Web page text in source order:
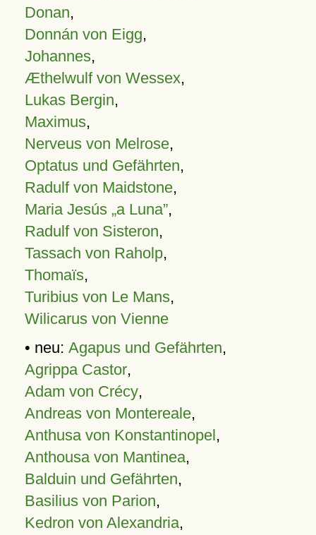
Donan,
Donnán von Eigg,
Johannes,
Æthelwulf von Wessex,
Lukas Bergin,
Maximus,
Nerveus von Melrose,
Optatus und Gefährten,
Radulf von Maidstone,
Maria Jesús „a Luna”,
Radulf von Sisteron,
Tassach von Raholp,
Thomaïs,
Turibius von Le Mans,
Wilicarus von Vienne
• neu: Agapus und Gefährten,
Agrippa Castor,
Adam von Crécy,
Andreas von Montereale,
Anthusa von Konstantinopel,
Anthousa von Mantinea,
Balduin und Gefährten,
Basilius von Parion,
Kedron von Alexandria,